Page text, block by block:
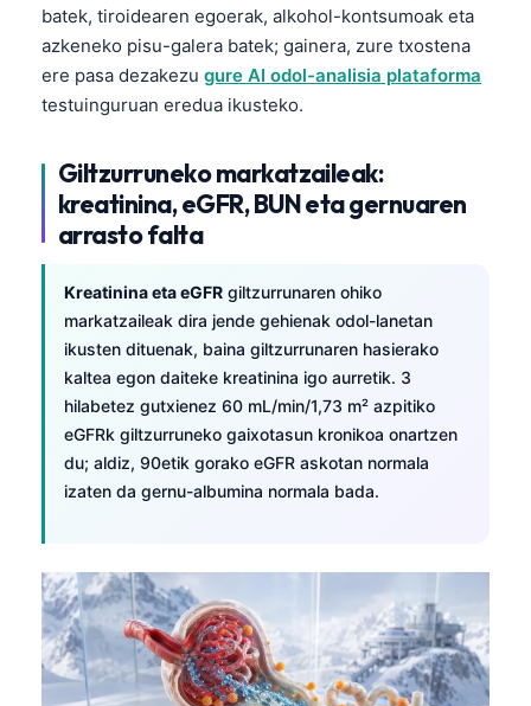
batek, tiroidearen egoerak, alkohol-kontsumoak eta
azkeneko pisu-galera batek; gainera, zure txostena
ere pasa dezakezu gure AI odol-analisia plataforma
testuinguruan eredua ikusteko.
Giltzurruneko markatzaileak:
kreatinina, eGFR, BUN eta gernuaren
arrasto falta
Kreatinina eta eGFR giltzurrunaren ohiko
markatzaileak dira jende gehienak odol-lanetan
ikusten dituenak, baina giltzurrunaren hasierako
kaltea egon daiteke kreatinina igo aurretik. 3
hilabetez gutxienez 60 mL/min/1,73 m² azpitiko
eGFRk giltzurruneko gaixotasun kronikoa onartzen
du; aldiz, 90etik gorako eGFR askotan normala
izaten da gernu-albumina normala bada.
বাংলা
اردو
मराठी
ગુજરાતી
ಕನ್ನಡ
മലയാളം
Bahasa Melayu
Tiếng Việt
Tagalog
ဗမာစာ
ភាសាខ្មែរ
አማርኛ
Українська
O‘zbekcha